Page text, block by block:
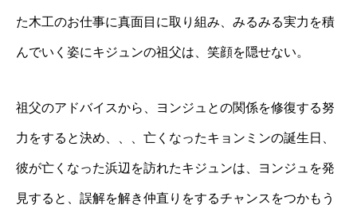
た木工のお仕事に真面目に取り組み、みるみる実力を積
んでいく姿にキジュンの祖父は、笑顔を隠せない。
祖父のアドバイスから、ヨンジュとの関係を修復する努
力をすると決め、、、亡くなったキョンミンの誕生日、
彼が亡くなった浜辺を訪れたキジュンは、ヨンジュを発
見すると、誤解を解き仲直りをするチャンスをつかもう